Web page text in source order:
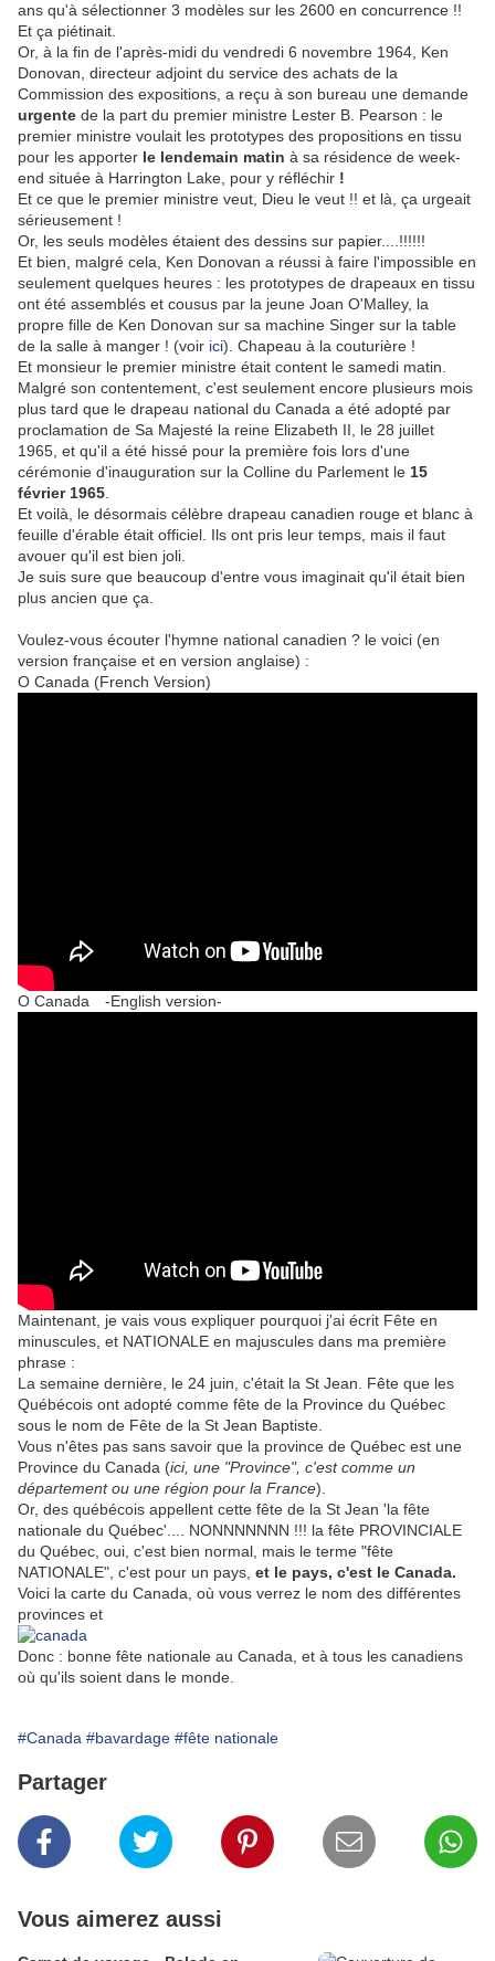
ans qu'à sélectionner 3 modèles sur les 2600 en concurrence !!
Et ça piétinait.
Or, à la fin de l'après-midi du vendredi 6 novembre 1964, Ken
Donovan, directeur adjoint du service des achats de la
Commission des expositions, a reçu à son bureau une demande
urgente de la part du premier ministre Lester B. Pearson : le
premier ministre voulait les prototypes des propositions en tissu
pour les apporter le lendemain matin à sa résidence de week-
end située à Harrington Lake, pour y réfléchir !
Et ce que le premier ministre veut, Dieu le veut !! et là, ça urgeait
sérieusement !
Or, les seuls modèles étaient des dessins sur papier....!!!!!!
Et bien, malgré cela, Ken Donovan a réussi à faire l'impossible en
seulement quelques heures : les prototypes de drapeaux en tissu
ont été assemblés et cousus par la jeune Joan O'Malley, la
propre fille de Ken Donovan sur sa machine Singer sur la table
de la salle à manger ! (voir ici). Chapeau à la couturière !
Et monsieur le premier ministre était content le samedi matin.
Malgré son contentement, c'est seulement encore plusieurs mois
plus tard que le drapeau national du Canada a été adopté par
proclamation de Sa Majesté la reine Elizabeth II, le 28 juillet
1965, et qu'il a été hissé pour la première fois lors d'une
cérémonie d'inauguration sur la Colline du Parlement le 15
février 1965
Et voilà, le désormais célèbre drapeau canadien rouge et blanc à
feuille d'érable était officiel. Ils ont pris leur temps, mais il faut
avouer qu'il est bien joli.
Je suis sure que beaucoup d'entre vous imaginait qu'il était bien
plus ancien que ça.
Voulez-vous écouter l'hymne national canadien ? le voici (en
version française et en version anglaise) :
O Canada (French Version)
O Canada -English version-
Maintenant, je vais vous expliquer pourquoi j'ai écrit Fête en
minuscules, et NATIONALE en majuscules dans ma première
phrase :
La semaine dernière, le 24 juin, c'était la St Jean. Fête que les
Québécois ont adopté comme fête de la Province du Québec
sous le nom de Fête de la St Jean Baptiste.
Vous n'êtes pas sans savoir que la province de Québec est une
Province du Canada (ici, une "Province", c'est comme un
département ou une région pour la France).
Or, des québécois appellent cette fête de la St Jean 'la fête
nationale du Québec'.... NONNNNNNN !!! la fête PROVINCIALE
du Québec, oui, c'est bien normal, mais le terme "fête
NATIONALE", c'est pour un pays, et le pays, c'est le Canada.
Voici la carte du Canada, où vous verrez le nom des différentes
provinces et
Donc : bonne fête nationale au Canada, et à tous les canadiens
où qu'ils soient dans le monde.
#Canada #bavardage #fête nationale
Partager
Vous aimerez aussi